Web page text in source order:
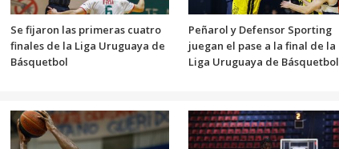
Se fijaron las primeras cuatro
finales de la Liga Uruguaya de
Básquetbol
Peñarol y Defensor Sporting
juegan el pase a la final de la
Liga Uruguaya de Básquetbol